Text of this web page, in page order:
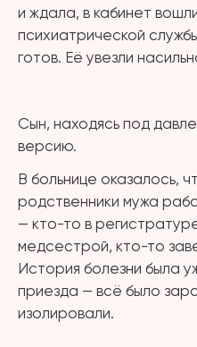
и ждала, в кабинет
психиатрической
готов. Её увезли
Сын, находясь под
версию.
В больнице оказалось,
родственники мужа
— кто-то в
медсестрой, кто-то
История болезни была
приезда — всё было
изолировали.